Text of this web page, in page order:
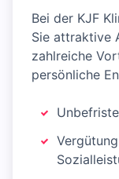
Bei der KJF
Sie attraktive
zahlreiche
persönliche